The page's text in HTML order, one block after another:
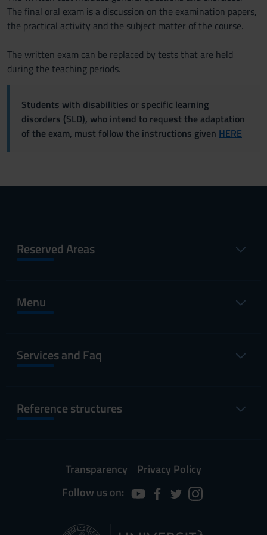
The final oral exam is a discussion on the examination papers,
the practical activity and the subject matter of the course.
The written exam can be replaced by tests that are held
during the teaching periods.
Students with disabilities or specific learning
disorders (SLD), who intend to request the adaptation
of the exam, must follow the instructions given HERE
Reserved Areas
Menu
Services and Faq
Reference structures
Transparency
Privacy Policy
Follow us on: